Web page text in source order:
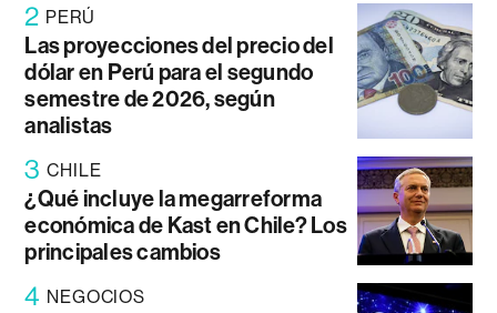
2 PERÚ
Las proyecciones del precio del
dólar en Perú para el segundo
semestre de 2026, según
analistas
3 CHILE
¿Qué incluye la megarreforma
económica de Kast en Chile? Los
principales cambios
4 NEGOCIOS